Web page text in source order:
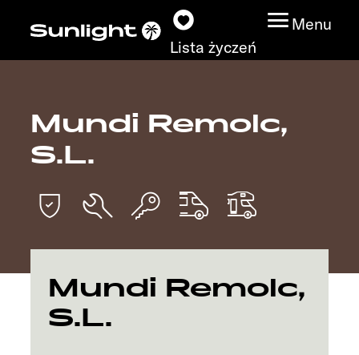
Lista życzeń
Menu
Modele
pojazdów
Badać
Mundi Remolc,
S.L.
Mundi Remolc,
S.L.